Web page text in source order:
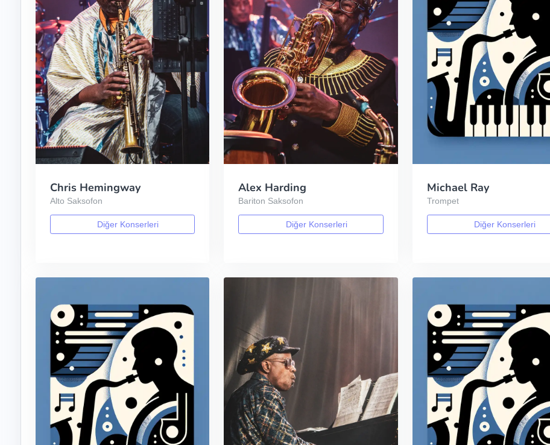
Chris Hemingway
Alto Saksofon
Diğer Konserleri
Alex Harding
Bariton Saksofon
Diğer Konserleri
Michael Ray
Trompet
Diğer Konserleri